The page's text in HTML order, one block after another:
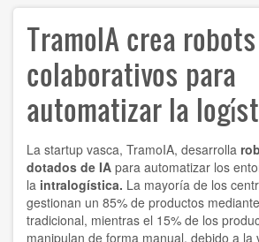
TramoIA crea robots
colaborativos para
automatizar la
La startup vasca, TramoIA, desarrolla
dotados de IA para automatizar los
la intralogística. La mayoría de los
gestionan un 85% de productos
tradicional, mientras el 15% de los
manipulan de forma manual, debido a la